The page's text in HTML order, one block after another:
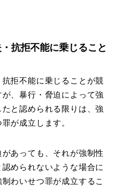
抗拒不能に乗じること
拒不能に乗じることが競
、暴行・脅迫によって強
と認められる限りは、強
が成立します。
あっても、それが強制性
められないような場合に
わいせつ罪が成立するこ